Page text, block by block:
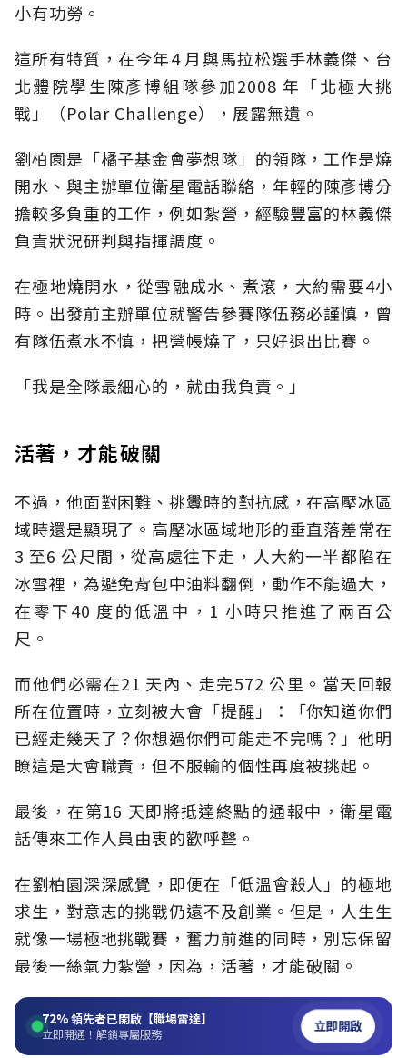
小有功勞。
這所有特質，在今年4 月與馬拉松選手林義傑、台
北體院學生陳彥博組隊參加2008 年「北極大挑
戰」（Polar Challenge），展露無遺。
劉柏園是「橘子基金會夢想隊」的領隊，工作是燒
開水、與主辦單位衛星電話聯絡，年輕的陳彥博分
擔較多負重的工作，例如紮營，經驗豐富的林義傑
負責狀況研判與指揮調度。
在極地燒開水，從雪融成水、煮滾，大約需要4小
時。出發前主辦單位就警告參賽隊伍務必謹慎，曾
有隊伍煮水不慎，把營帳燒了，只好退出比賽。
「我是全隊最細心的，就由我負責。」
活著，才能破關
不過，他面對困難、挑釁時的對抗感，在高壓冰區
域時還是顯現了。高壓冰區域地形的垂直落差常在
3 至6 公尺間，從高處往下走，人大約一半都陷在
冰雪裡，為避免背包中油料翻倒，動作不能過大，
在零下40 度的低溫中，1 小時只推進了兩百公
尺。
而他們必需在21 天內、走完572 公里。當天回報
所在位置時，立刻被大會「提醒」：「你知道你們
已經走幾天了？你想過你們可能走不完嗎？」他明
瞭這是大會職責，但不服輸的個性再度被挑起。
最後，在第16 天即將抵達終點的通報中，衛星電
話傳來工作人員由衷的歡呼聲。
在劉柏園深深感覺，即便在「低溫會殺人」的極地
求生，對意志的挑戰仍遠不及創業。但是，人生生
就像一場極地挑戰賽，奮力前進的同時，別忘保留
最後一絲氣力紮營，因為，活著，才能破關。
72%領先者已開啟【職場雷達】
立即開通！解鎖專屬服務 立即開啟